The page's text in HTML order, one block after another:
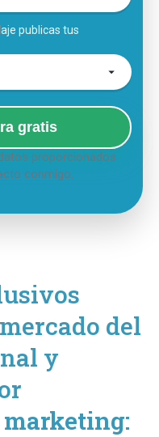
publicas tus
gratis
proporcionados
conmigo.
del
y